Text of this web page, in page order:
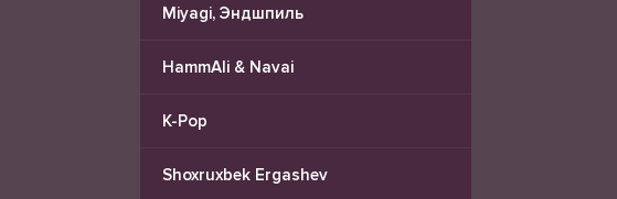
Miyagi, Эндшпиль
HammAli & Navai
K-Pop
Shoxruxbek Ergashev